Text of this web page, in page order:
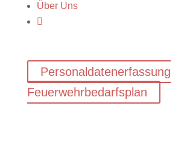
Über Uns

Personaldatenerfassung
Feuerwehrbedarfsplan